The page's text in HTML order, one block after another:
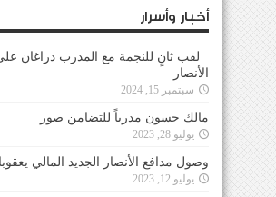
أخبار وأسرار
لقب ثانٍ للنجمة مع المدرب دراغان
الأنصار
سبتمبر 15, 2024
مالك حسون مدرباً للتضامن صور
يوليو 28, 2023
وصول مدافع الأنصار الجديد المالي يعقوبا
يوليو 12, 2023